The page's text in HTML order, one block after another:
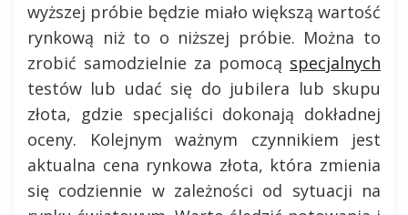
wyższej próbie będzie miało większą wartość
rynkową niż to o niższej próbie. Można to
zrobić samodzielnie za pomocą specjalnych
testów lub udać się do jubilera lub skupu
złota, gdzie specjaliści dokonają dokładnej
oceny. Kolejnym ważnym czynnikiem jest
aktualna cena rynkowa złota, która zmienia
się codziennie w zależności od sytuacji na